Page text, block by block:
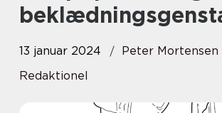
13 januar 2024
Peter Mortensen
Redaktionel